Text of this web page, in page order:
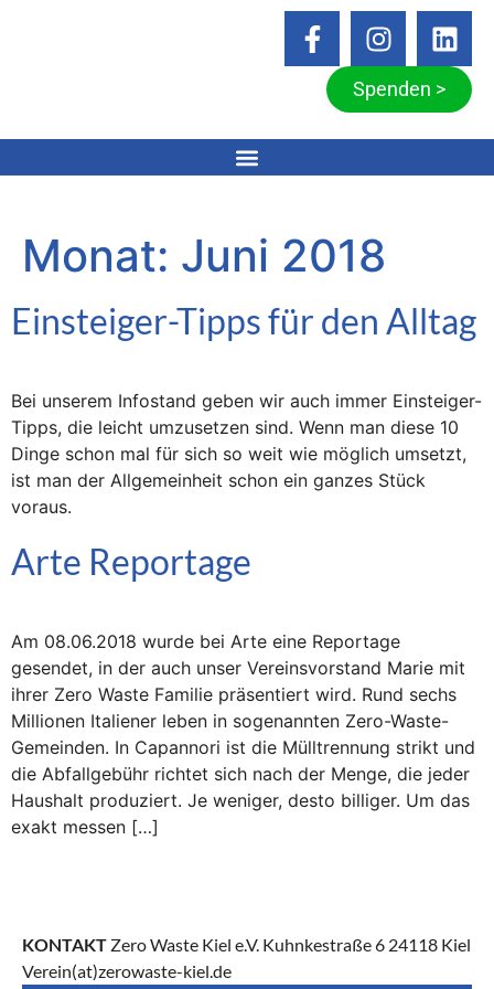
Spenden >
Monat: Juni 2018
Einsteiger-Tipps für den Alltag
Bei unserem Infostand geben wir auch immer Einsteiger-
Tipps, die leicht umzusetzen sind. Wenn man diese 10
Dinge schon mal für sich so weit wie möglich umsetzt,
ist man der Allgemeinheit schon ein ganzes Stück
voraus.
Arte Reportage
Am 08.06.2018 wurde bei Arte eine Reportage
gesendet, in der auch unser Vereinsvorstand Marie mit
ihrer Zero Waste Familie präsentiert wird. Rund sechs
Millionen Italiener leben in sogenannten Zero-Waste-
Gemeinden. In Capannori ist die Mülltrennung strikt und
die Abfallgebühr richtet sich nach der Menge, die jeder
Haushalt produziert. Je weniger, desto billiger. Um das
exakt messen […]
KONTAKT Zero Waste Kiel e.V. Kuhnkestraße 6 24118 Kiel
Verein(at)zerowaste-kiel.de